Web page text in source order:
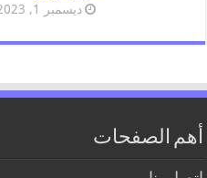
ديسمبر 1, 2023
أهم الصفحات